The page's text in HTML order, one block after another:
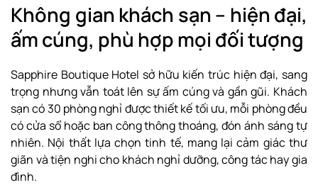
Không gian khách sạn – hiện đại,
ấm cúng, phù hợp mọi đối tượng
Sapphire Boutique Hotel sở hữu kiến trúc hiện đại, sang
trọng nhưng vẫn toát lên sự ấm cúng và gần gũi. Khách
sạn có 30 phòng nghỉ được thiết kế tối ưu, mỗi phòng đều
có cửa sổ hoặc ban công thông thoáng, đón ánh sáng tự
nhiên. Nội thất lựa chọn tinh tế, mang lại cảm giác thư
giãn và tiện nghi cho khách nghỉ dưỡng, công tác hay gia
đình.